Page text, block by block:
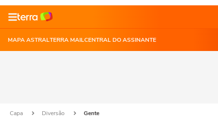
MAPA ASTRALTERRA MAILCENTRAL DO ASSINANTE
Capa Diversão Gente